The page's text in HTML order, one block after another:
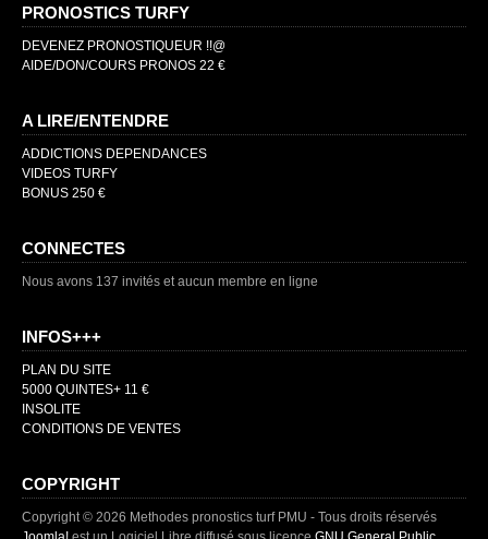
PRONOSTICS TURFY
DEVENEZ PRONOSTIQUEUR !!@
AIDE/DON/COURS PRONOS 22 €
A LIRE/ENTENDRE
ADDICTIONS DEPENDANCES
VIDEOS TURFY
BONUS 250 €
CONNECTES
Nous avons 137 invités et aucun membre en ligne
INFOS+++
PLAN DU SITE
5000 QUINTES+ 11 €
INSOLITE
CONDITIONS DE VENTES
COPYRIGHT
Copyright © 2026 Methodes pronostics turf PMU - Tous droits réservés